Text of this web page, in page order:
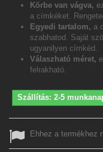
Körbe van vágva,
a címkéket.
Egyedi tartalom, a
szabhatod. Saját
ugyanilyen címkéd.
Válaszható méret,
felrakható.
Szállítás: 2-5
Ehhez a termékhez